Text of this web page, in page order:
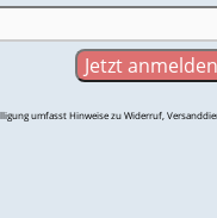
umfasst Hinweise zu Widerruf,